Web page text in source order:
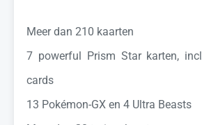
Meer dan 210 kaarten
7 powerful Prism Star karten,
cards
13 Pokémon-GX en 4 Ultra Beasts